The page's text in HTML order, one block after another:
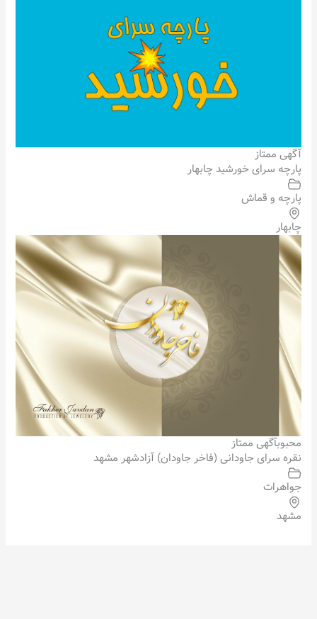
آگهی ممتاز
پارچه سرای خورشید چابهار
پارچه و قماش
چابهار
محبوبآگهی ممتاز
نقره سرای جاودانی (فاخر جاودان) آزادشهر مشهد
جواهرات
مشهد